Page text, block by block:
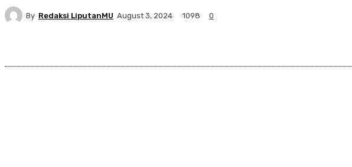
By Redaksi LiputanMU August 3, 2024 1098 0